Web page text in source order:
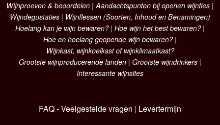
Wijnproeven & beoordelen |Aandachtspunten bij openen wijnfles |
Wijndegustaties | Wijnflessen (Soorten, Inhoud en Benamingen)
Hoelang kan je wijn bewaren?| Hoe wijn het best bewaren?|
Hoe en hoelang geopende wijn bewaren?|
Wijnkast, wijnkoelkast of wijnklimaatkast?
Grootste wijnproducerende landen | Grootste wijndrinkers |
Interessante wijnsites
FAQ - Veelgestelde vragen | Levertermijn